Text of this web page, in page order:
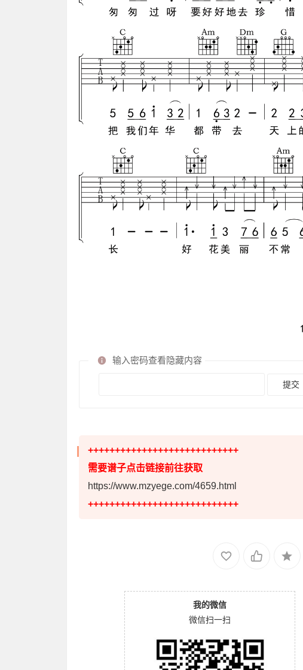
输入密码查看隐藏内容
++++++++++++++++++++++++++++
需要谱子点击链接前往获取
https://www.mzyege.com/4659.html
++++++++++++++++++++++++++++
我的微信
微信扫一扫